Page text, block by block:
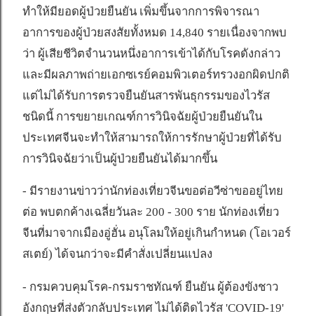
ทำให้มียอดผู้ป่วยยืนยัน เพิ่มขึ้นจากการพิจารณา
อาการของผู้ป่วยสงสัยทั้งหมด 14,840 รายเนื่องจากพบ
ว่า ผู้เสียชีวิตจำนวนหนึ่งอาการเข้าได้กับโรคดังกล่าว
และมีผลภาพถ่ายเอกซเรย์คอมพิวเตอร์ทรวงอกผิดปกติ
แต่ไม่ได้รับการตรวจยืนยันสารพันธุกรรมของไวรัส
ชนิดนี้ การขยายเกณฑ์การวินิจฉัยผู้ป่วยยืนยันใน
ประเทศจีนจะทำให้สามารถให้การรักษาผู้ป่วยที่ได้รับ
การวินิจฉัยว่าเป็นผู้ป่วยยืนยันได้มากขึ้น
- มีรายงานข่าวว่านักท่องเที่ยวจีนขอต่อวีซ่าขออยู่ไทย
ต่อ พบตกค้างเฉลี่ยวันละ 200 - 300 ราย นักท่องเที่ยว
จีนที่มาจากเมืองอู่ฮั่น อนุโลมให้อยู่เกินกำหนด (โอเวอร์
สเตย์) ได้จนกว่าจะมีคำสั่งเปลี่ยนแปลง
- กรมควบคุมโรค-กรมราชทัณฑ์ ยืนยัน ผู้ต้องขังชาว
อังกฤษที่ส่งตัวกลับประเทศ ไม่ได้ติดไวรัส 'COVID-19'